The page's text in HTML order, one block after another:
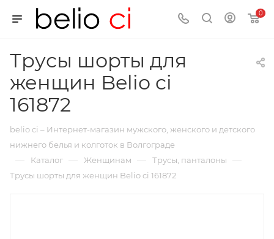
0
Трусы шорты для
женщин Belio ci
161872
belio ci – Интернет-магазин мужского, женского и детского
нижнего белья и колготок в Волгограде
— Каталог — Женщинам — Трусы, панталоны —
Трусы шорты для женщин Belio ci 161872